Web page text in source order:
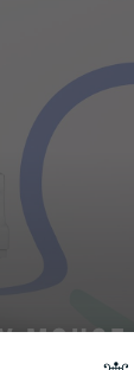
MOUSE